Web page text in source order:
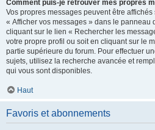
Comment puis-je retrouver mes propres
Vos propres messages peuvent être
« Afficher vos messages » dans le panneau
cliquant sur le lien « Rechercher les
votre propre profil ou soit en cliquant sur le
partie supérieure du forum. Pour effectuer
sujets, utilisez la recherche avancée et
qui vous sont disponibles.
Haut
Favoris et abonnements